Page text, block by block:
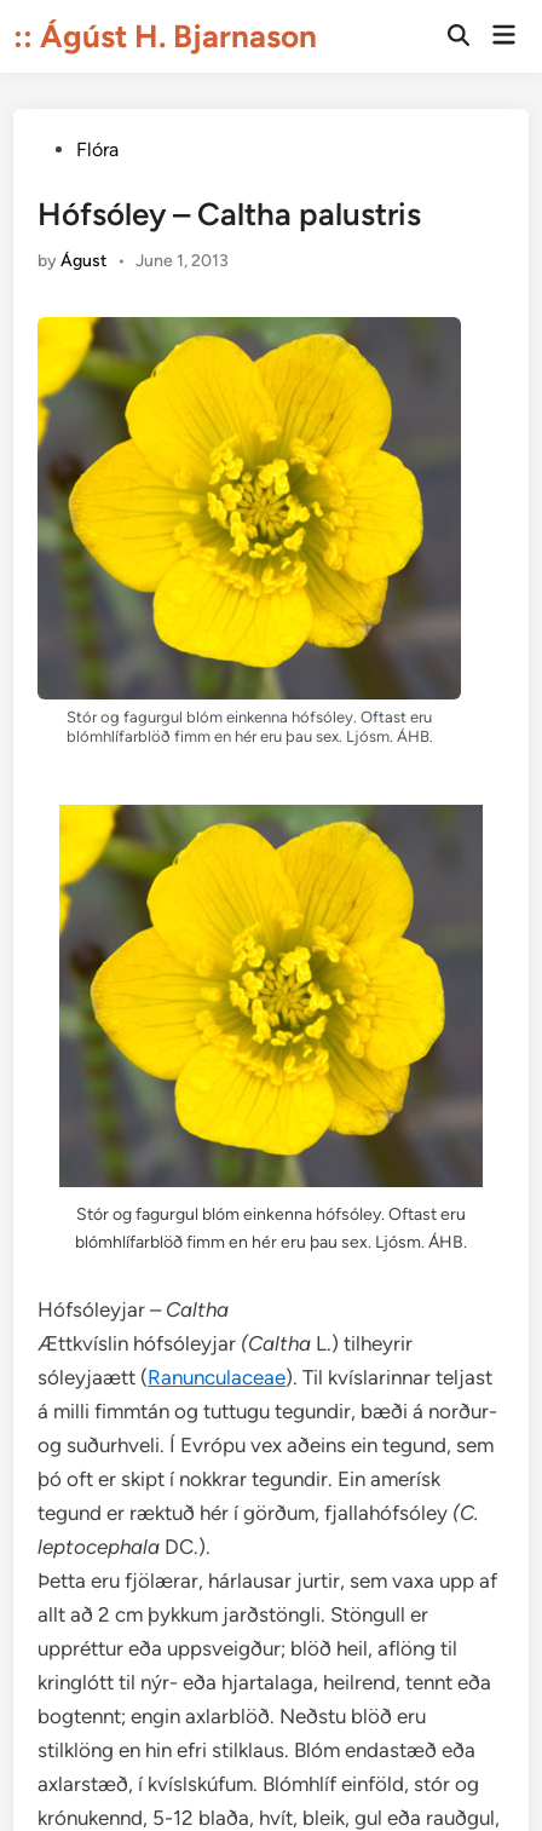
to:: Ágúst H. Bjarnason
Open
PostedFlóra
Hófsóley – Caltha palustris
byÁgust • June 1, 2013
Stór og fagurgul blóm einkenna hófsóley. Oftast eru
blómhlífarblöð fimm en hér eru þau sex. Ljósm. ÁHB.
Stór og fagurgul blóm einkenna hófsóley. Oftast eru
blómhlífarblöð fimm en hér eru þau sex. Ljósm. ÁHB.
Hófsóleyjar – Caltha
Ættkvíslin hófsóleyjar (Caltha L.) tilheyrir
sóleyjaætt (Ranunculaceae). Til kvíslarinnar teljast
á milli fimmtán og tuttugu tegundir, bæði á norður-
og suðurhveli. Í Evrópu vex aðeins ein tegund, sem
þó oft er skipt í nokkrar tegundir. Ein amerísk
tegund er ræktuð hér í görðum, fjallahófsóley (C.
leptocephala DC.).
Þetta eru fjölærar, hárlausar jurtir, sem vaxa upp af
allt að 2 cm þykkum jarðstöngli. Stöngull er
uppréttur eða uppsveigður; blöð heil, aflöng til
kringlótt til nýr- eða hjartalaga, heilrend, tennt eða
bogtennt; engin axlarblöð. Neðstu blöð eru
stilklöng en hin efri stilklaus. Blóm endastæð eða
axlarstæð, í kvíslskúfum. Blómhlíf einföld, stór og
krónukennd, 5-12 blaða, hvít, bleik, gul eða rauðgul,